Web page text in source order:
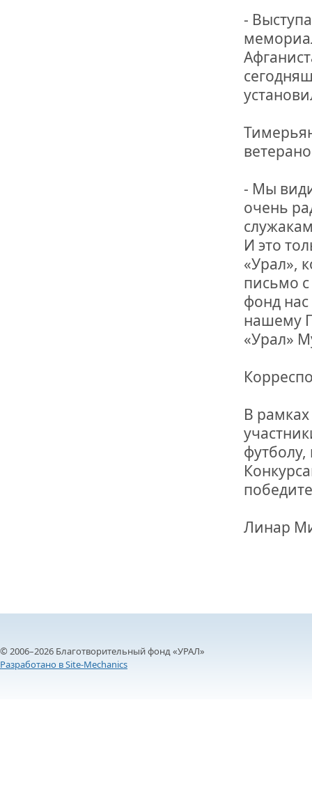
-
- Мы
очень
И это
«Урал»,
письмо
фонд
нашему
«Урал»
В
Линар
© 2006–2026 Благотворительный фонд «УРАЛ»
Разработано в Site-Mechanics